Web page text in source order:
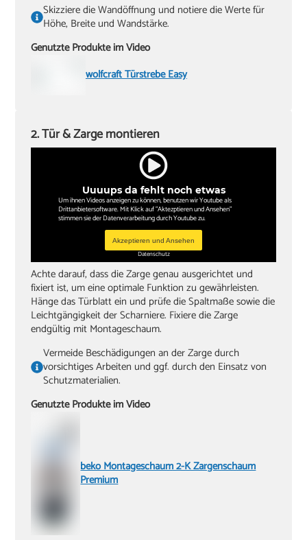
Skizziere die Wandöffnung und notiere die Werte für
Höhe, Breite und Wandstärke.
Genutzte Produkte im Video
wolfcraft Türstrebe Easy
Uuuups da fehlt noch etwas
Um ihnen Videos anzeigen zu können, benutzen wir Youtube als
Drittanbietersoftware. Mit Klick auf "Aktezptieren und Ansehen"
stimmen sie der Datenverarbeitung durch Youtube zu.
Akzeptieren und Ansehen
Datenschutz
2. Tür & Zarge montieren
Achte darauf, dass die Zarge genau ausgerichtet und
fixiert ist, um eine optimale Funktion zu gewährleisten.
Hänge das Türblatt ein und prüfe die Spaltmaße sowie die
Leichtgängigkeit der Scharniere. Fixiere die Zarge
endgültig mit Montageschaum.
Vermeide Beschädigungen an der Zarge durch
vorsichtiges Arbeiten und ggf. durch den Einsatz von
Schutzmaterialien.
Genutzte Produkte im Video
beko Montageschaum 2-K Zargenschaum
Premium